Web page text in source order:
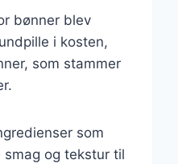
bønner blev
i kosten,
som stammer
som
og tekstur til